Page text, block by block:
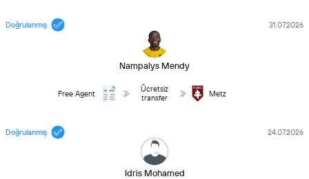
Doğrulanmış
Nampalys Mendy
31.07.2026
Free Agent
Ücretsiz
transfer
Metz
Doğrulanmış
Idris Mohamed
24.07.2026